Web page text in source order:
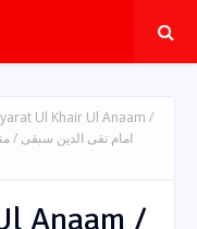
Ul Khair Ul Anaam /
Anaam /